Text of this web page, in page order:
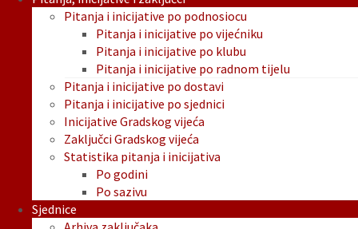
Pitanja i inicijative po podnosiocu
Pitanja i inicijative po vijećniku
Pitanja i inicijative po klubu
Pitanja i inicijative po radnom tijelu
Pitanja i inicijative po dostavi
Pitanja i inicijative po sjednici
Inicijative Gradskog vijeća
Zaključci Gradskog vijeća
Statistika pitanja i inicijativa
Po godini
Po sazivu
Sjednice